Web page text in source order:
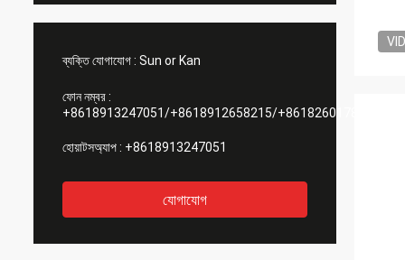
ব্যক্তি যোগাযোগ : Sun or Kan
ফোন নম্বর :
+8618913247051/+8618912658215/+8618260178084
হোয়াটসঅ্যাপ : +8618913247051
যোগাযোগ